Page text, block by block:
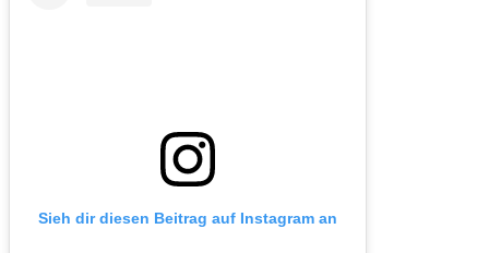
Sieh dir diesen Beitrag auf Instagram an